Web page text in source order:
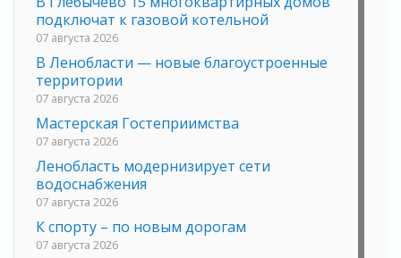
подключат к газовой котельной
07 августа 2026
В Ленобласти — новые благоустроенные
территории
07 августа 2026
Мастерская Гостеприимства
07 августа 2026
Ленобласть модернизирует сети
водоснабжения
07 августа 2026
К спорту – по новым дорогам
07 августа 2026